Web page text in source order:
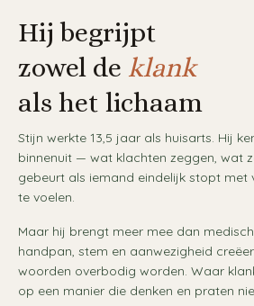
Hij begrijpt
zowel de klank
als het lichaam
Stijn werkte 13,5 jaar als huisarts. Hij
binnenuit — wat klachten zeggen, wat
gebeurt als iemand eindelijk stopt met
te voelen.
Maar hij brengt meer mee dan
handpan, stem en aanwezigheid
woorden overbodig worden. Waar
op een manier die denken en praten